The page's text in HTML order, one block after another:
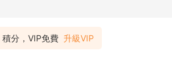
積分，VIP免費 升級VIP